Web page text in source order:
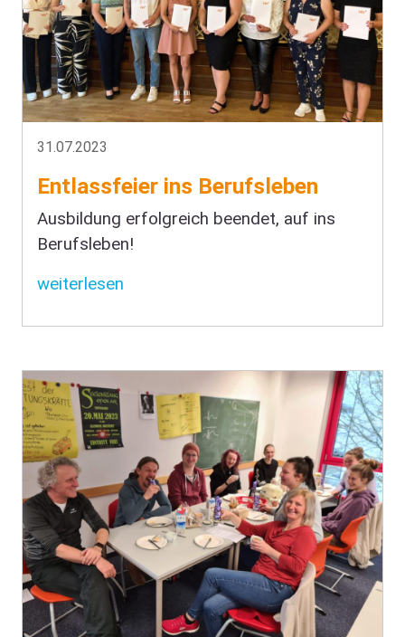
31.07.2023
Entlassfeier ins Berufsleben
Ausbildung erfolgreich beendet, auf ins
Berufsleben!
weiterlesen